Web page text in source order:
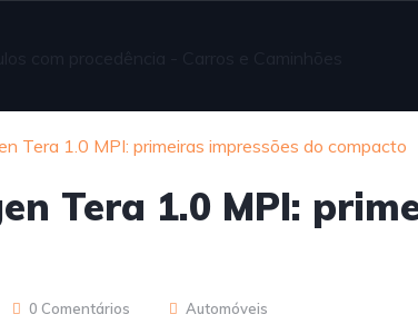
Tera 1.0 MPI: primeiras impressões do compacto
Tera 1.0 MPI:
0 Comentários Automóveis